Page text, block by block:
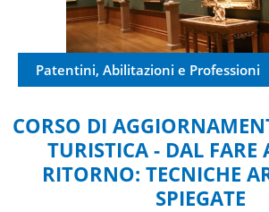
Patentini, Abilitazioni e Professioni
CORSO DI
TURISTICA - DAL FARE
RITORNO: TECNICHE
SPIEGATE